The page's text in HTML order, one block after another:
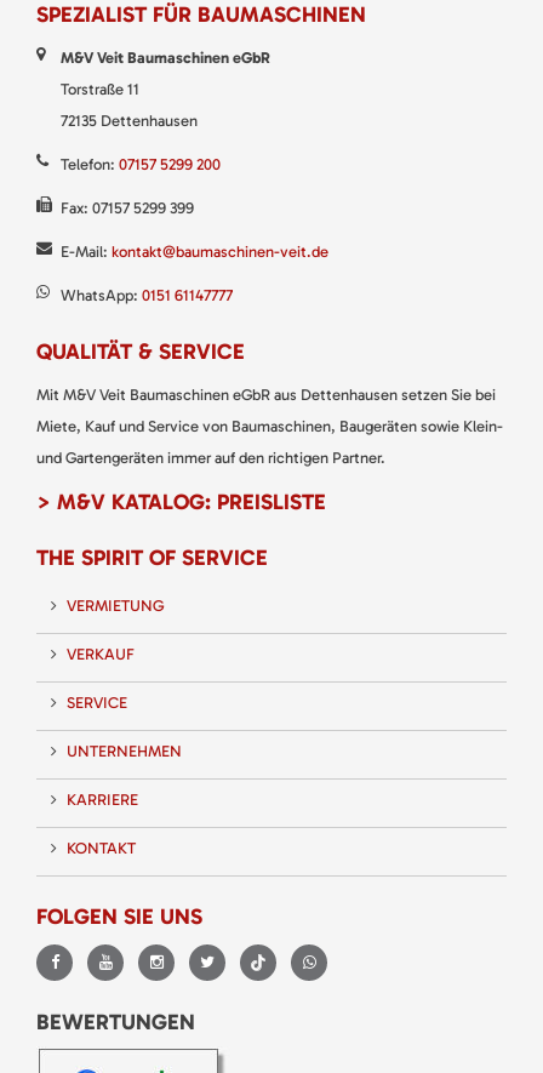
SPEZIALIST FÜR BAUMASCHINEN
M&V Veit Baumaschinen eGbR
Torstraße 11
72135 Dettenhausen
Telefon: 07157 5299 200
Fax: 07157 5299 399
E-Mail: kontakt@baumaschinen-veit.de
WhatsApp: 0151 61147777
QUALITÄT & SERVICE
Mit M&V Veit Baumaschinen eGbR aus Dettenhausen setzen Sie bei
Miete, Kauf und Service von Baumaschinen, Baugeräten sowie Klein-
und Gartengeräten immer auf den richtigen Partner.
> M&V KATALOG: PREISLISTE
THE SPIRIT OF SERVICE
VERMIETUNG
VERKAUF
SERVICE
UNTERNEHMEN
KARRIERE
KONTAKT
FOLGEN SIE UNS
BEWERTUNGEN